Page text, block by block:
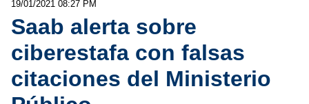
19/01/2021 08:27 PM
Saab alerta sobre
ciberestafa con falsas
citaciones del Ministerio